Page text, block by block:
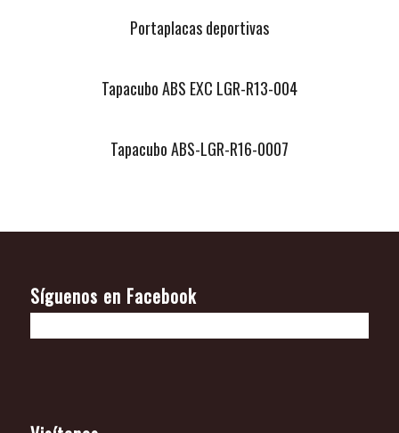
Portaplacas deportivas
Tapacubo ABS EXC LGR-R13-004
Tapacubo ABS-LGR-R16-0007
Síguenos en Facebook